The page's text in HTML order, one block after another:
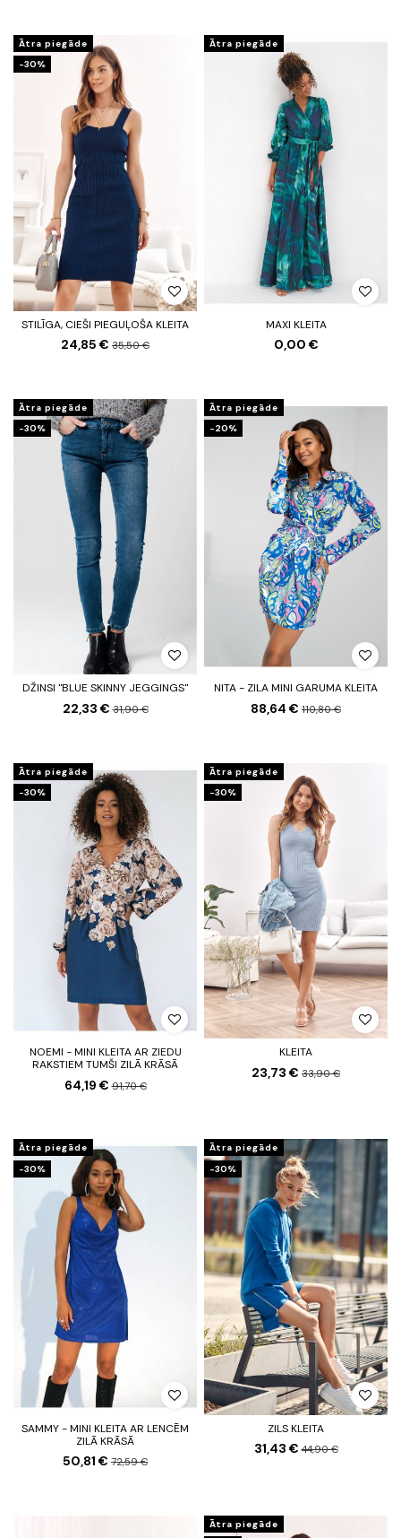
Ātra piegāde
-30%
STILĪGA, CIEŠI PIEGUĻOŠA KLEITA
24,85 € 35,50 €
Ātra piegāde
MAXI KLEITA
0,00 €
Ātra piegāde
-30%
DŽINSI "BLUE SKINNY JEGGINGS"
22,33 €31,90 €
Ātra piegāde
-20%
NITA - ZILA MINI GARUMA KLEITA
88,64 € 110,80 €
Ātra piegāde
-30%
NOEMI - MINI KLEITA AR ZIEDU
RAKSTIEM TUMŠI ZILĀ KRĀSĀ
64,19 €91,70 €
Ātra piegāde
-30%
KLEITA
23,73 € 33,90 €
Ātra piegāde
-30%
SAMMY - MINI KLEITA AR LENCĒM
ZILĀ KRĀSĀ
50,81 € 72,59 €
Ātra piegāde
-30%
ZILS KLEITA
31,43 €44,90 €
Ātra piegāde